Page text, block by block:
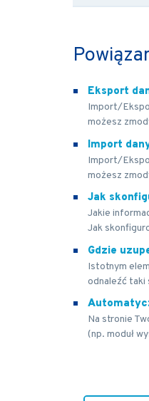
Eksport
Import/
możesz
Import
Import/
możesz
Jak
Jakie
Jak
Gdzie
Istotnym
odnaleźć taki
Na stronie
(np. moduł